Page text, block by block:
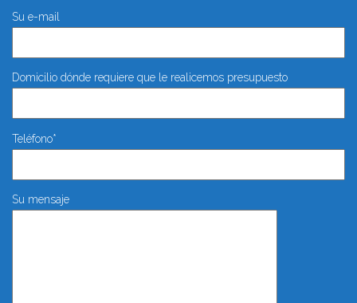
Su e-mail
Domicilio dónde requiere que le realicemos presupuesto
Teléfono*
Su mensaje